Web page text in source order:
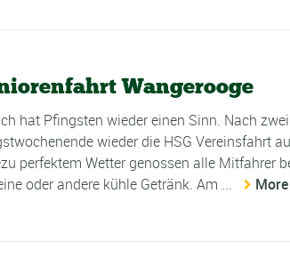
Wangerooge
hat Pfingsten wieder einen Sinn. Nach
wieder die HSG Vereinsfahrt
perfektem Wetter genossen alle Mitfahrer
oder andere kühle Getränk. Am ...
More